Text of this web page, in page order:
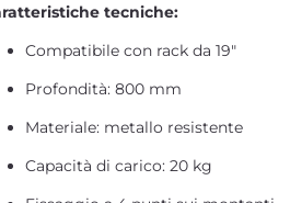
tecniche:
Compatibile con rack da 19"
Profondità: 800 mm
Materiale: metallo resistente
Capacità di carico: 20 kg